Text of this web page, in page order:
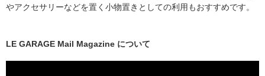
やアクセサリーなどを置く小物置きとしての利用もおすすめです。
LE GARAGE Mail Magazine について